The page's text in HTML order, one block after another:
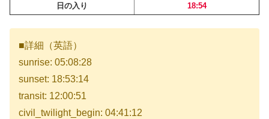
日の入り
18:54
■詳細（英語）
sunrise: 05:08:28
sunset: 18:53:14
transit: 12:00:51
civil_twilight_begin: 04:41:12